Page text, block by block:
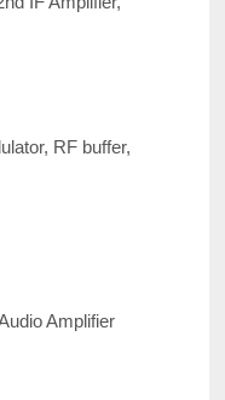
RF buffer,
Amplifier